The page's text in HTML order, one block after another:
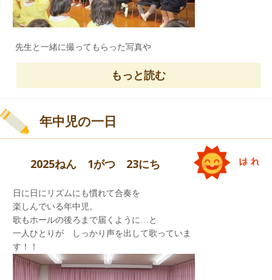
ね。
来週は一層寒くなる予報が出ています。
揃って、発表会が迎えられますように…
生徒さんと一緒に避難訓練を行いました。
戸外遊びをしている時におきた地震を
想定した訓練でした。
天気が悪く、体育館への避難となりました。
年長児が小さなお友達の手をひき
体育館迄避難してきました。
高校の先生も、迎えに来てくださいました。
体育館では、阪神淡路大震災で被災された先生の
お話をお聞きし、地震の時は
まずは、自分の身を守ることを優先する。
先生と一緒に撮ってもらった写真や
みんなが生まれた日はどんな日だったのかな？
雪は降っていたのかな？
お家の方に聞いてみてくださいね。
もっと読む
年中児の一日
2025ねん 1がつ 23にち
日に日にリズムにも慣れて合奏を
楽しんでいる年中児。
歌もホールの後ろまで届くように…と
一人ひとりが しっかり声を出して歌っていま
す！！